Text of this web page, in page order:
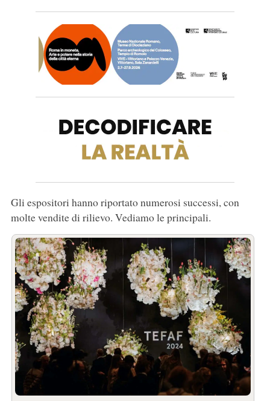
Gli espositori hanno riportato numerosi successi, con
molte vendite di rilievo. Vediamo le principali.